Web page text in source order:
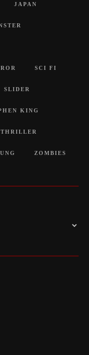
JAPAN
SCI FI
SLIDER
KING
THRILLER
ZOMBIES